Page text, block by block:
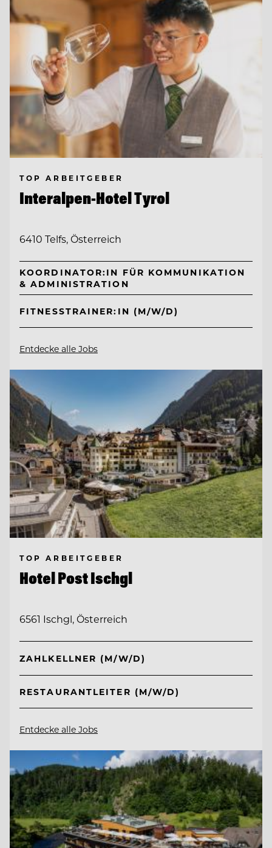
TOP ARBEITGEBER
Interalpen-Hotel Tyrol
6410 Telfs, Österreich
KOORDINATOR:IN FÜR KOMMUNIKATION
& ADMINISTRATION
FITNESSTRAINER:IN (M/W/D)
Entdecke alle Jobs
TOP ARBEITGEBER
Hotel Post Ischgl
6561 Ischgl, Österreich
ZAHLKELLNER (M/W/D)
RESTAURANTLEITER (M/W/D)
Entdecke alle Jobs